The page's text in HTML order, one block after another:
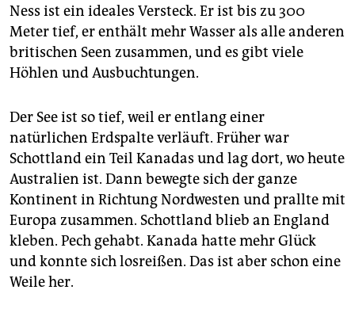
abo
genossenschaft
epaper login
Ness ist ein ideales Versteck. Er ist bis zu 300
Meter tief, er enthält mehr Wasser als alle anderen
britischen Seen zusammen, und es gibt viele
Höhlen und Ausbuchtungen.
Der See ist so tief, weil er entlang einer
natürlichen Erdspalte verläuft. Früher war
Schottland ein Teil Kanadas und lag dort, wo heute
Australien ist. Dann bewegte sich der ganze
Kontinent in Richtung Nordwesten und prallte mit
Europa zusammen. Schottland blieb an England
kleben. Pech gehabt. Kanada hatte mehr Glück
und konnte sich losreißen. Das ist aber schon eine
Weile her.